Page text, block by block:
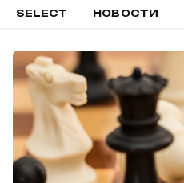
SELECT НОВОСТИ